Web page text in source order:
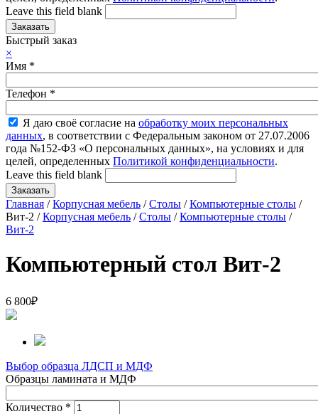
Leave this field blank
Быстрый заказ
×
Имя *
Телефон *
Я даю своё согласие на обработку моих персональных
данных, в соответствии с Федеральным законом от 27.07.2006
года №152-ФЗ «О персональных данных», на условиях и для
целей, определенных Политикой конфиденциальности.
Leave this field blank
Главная /Корпусная мебель /Столы /Компьютерные столы /
Вит-2 /Корпусная мебель /Столы /Компьютерные столы /
Вит-2
Компьютерный стол Вит-2
6 800₽
Выбор образца ЛДСП и МДФ
Образцы ламината и МДФ
Количество *